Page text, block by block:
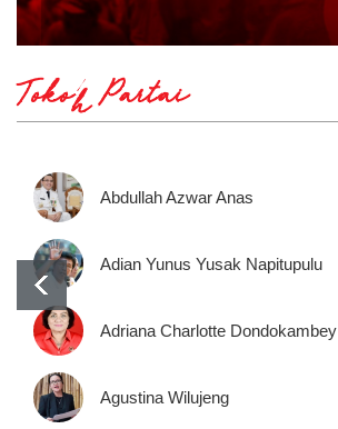
Tokoh Partai
Abdullah Azwar Anas
Adian Yunus Yusak Napitupulu
Adriana Charlotte Dondokambey
Agustina Wilujeng